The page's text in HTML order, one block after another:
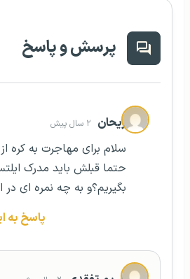
پرسش و پاسخ
ریحان ۲ سال پیش
سلام برای مهاجرت به کره
حتما قبلش باید مدرک
بگیریم؟و به چه نمره ای در
پاسخ به